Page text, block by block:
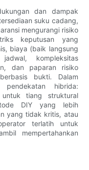
dan dampak
suku cadang,
mengurangi risiko
keputusan yang
biaya (baik langsung
kompleksitas
dan paparan risiko
bukti. Dalam
hibrida:
tiang struktural
DIY yang lebih
yang tidak kritis, atau
terlatih untuk
mempertahankan